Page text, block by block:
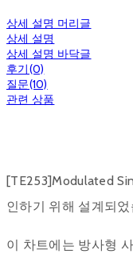
상세 설명 머리글
상세 설명
상세 설명 바닥글
후기(0)
질문(10)
관련 상품
[TE253]Modulated
인하기 위해 설계되었
이 차트에는 방사형